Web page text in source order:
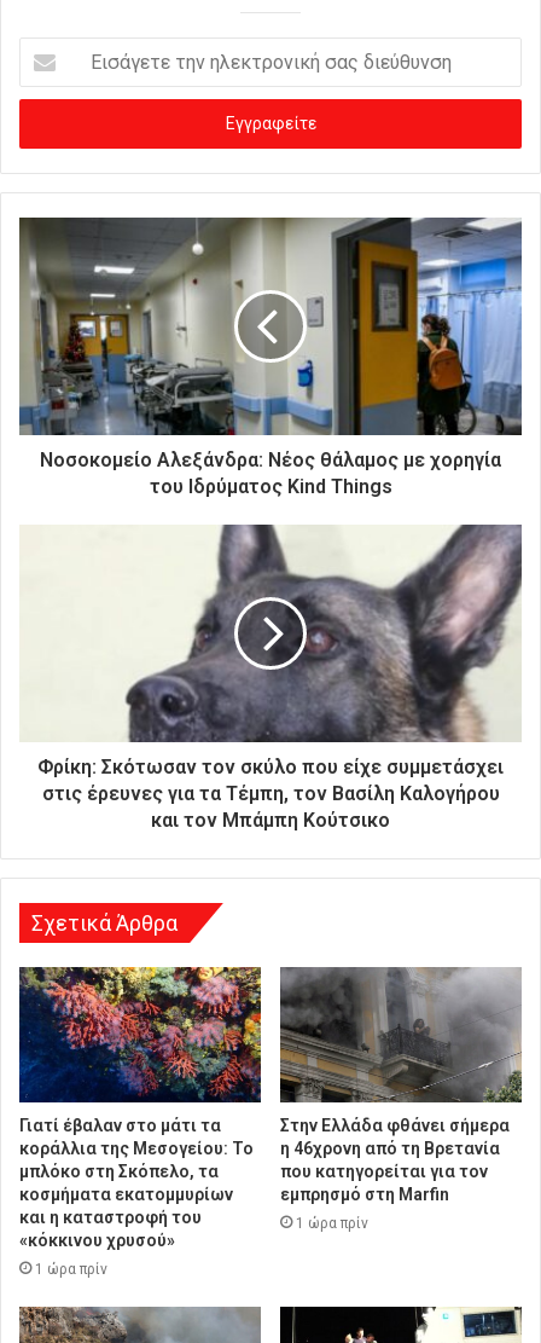
σ
γ
ε
κ
τ
σ
Νοσοκομείο Αλεξάνδρα: Νέος θάλαμος με χορηγία
του Ιδρύματος Kind Things
Φρίκη: Σκότωσαν τον σκύλο που είχε συμμετάσχει
στις έρευνες για τα Τέμπη, τον Βασίλη Καλογήρου
και τον Μπάμπη Κούτσικο
Σχετικά Άρθρα
Γιατί έβαλαν στο μάτι τα
κοράλλια της Μεσογείου: Το
μπλόκο στη Σκόπελο, τα
κοσμήματα εκατομμυρίων
και η καταστροφή του
«κόκκινου χρυσού»
1 ώρα πρίν
Στην Ελλάδα φθάνει σήμερα
η 46χρονη από τη Βρετανία
που κατηγορείται για τον
εμπρησμό στη Marfin
1 ώρα πρίν